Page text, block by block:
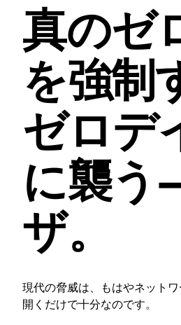
真のゼ
を強制
ゼロデ
に襲う
ザ。
現代の脅威は、もはやネット
開くだけで十分なのです。